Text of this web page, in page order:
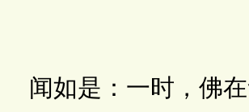
如是：一时，佛在